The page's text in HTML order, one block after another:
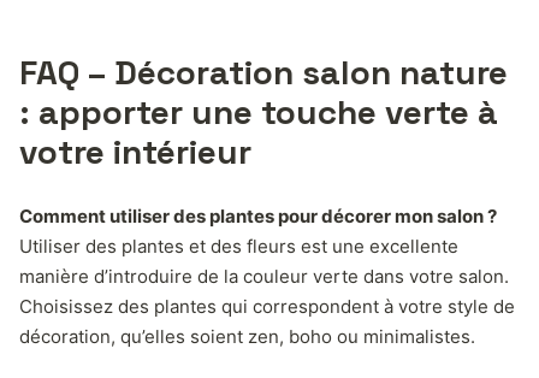
FAQ – Décoration salon nature
: apporter une touche verte à
votre intérieur
Comment utiliser des plantes pour décorer mon salon ?
Utiliser des plantes et des fleurs est une excellente
manière d’introduire de la couleur verte dans votre salon.
Choisissez des plantes qui correspondent à votre style de
décoration, qu’elles soient zen, boho ou minimalistes.